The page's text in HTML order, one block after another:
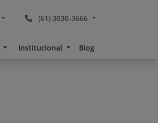
(61) 3030-3666
Institucional Blog